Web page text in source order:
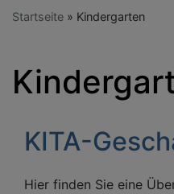
Startseite Kindergarten
KITA-
Hier finden Sie eine